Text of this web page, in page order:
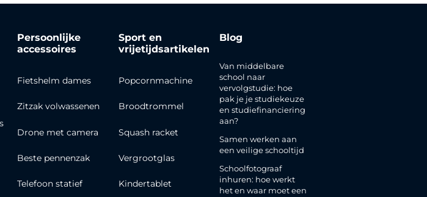
Persoonlijke
accessoires
Fietshelm dames
Zitzak volwassenen
Drone met camera
Beste pennenzak
Telefoon statief
Sport en
vrijetijdsartikelen
Popcornmachine
Broodtrommel
Squash racket
Vergrootglas
Kindertablet
Blog
Van middelbare
school naar
vervolgstudie: hoe
pak je je studiekeuze
en studiefinanciering
aan?
Samen werken aan
een veilige schooltijd
Schoolfotograaf
inhuren: hoe werkt
het en waar moet een